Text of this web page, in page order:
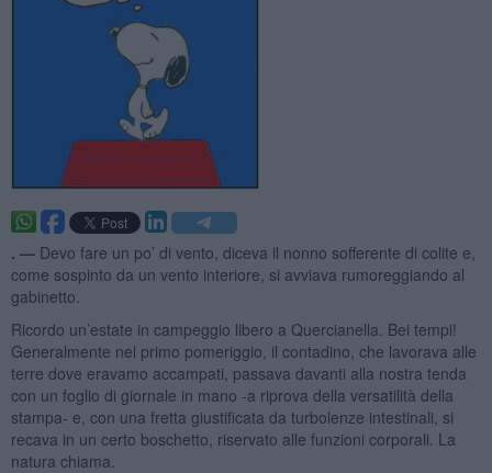
. — Devo fare un po’ di vento, diceva il nonno sofferente di colite e,
come sospinto da un vento interiore, si avviava rumoreggiando al
gabinetto.
Ricordo un’estate in campeggio libero a Quercianella. Bei tempi!
Generalmente nel primo pomeriggio, il contadino, che lavorava alle
terre dove eravamo accampati, passava davanti alla nostra tenda
con un foglio di giornale in mano -a riprova della versatilità della
stampa- e, con una fretta giustificata da turbolenze intestinali, si
recava in un certo boschetto, riservato alle funzioni corporali. La
natura chiama.